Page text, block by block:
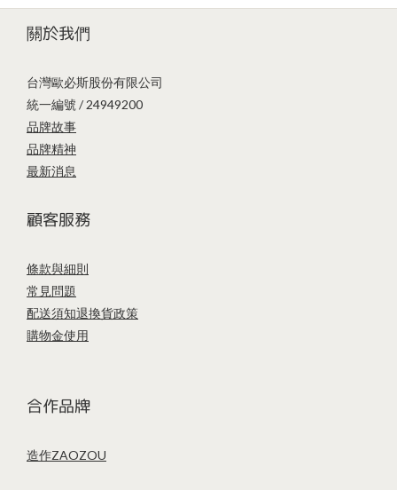
關於我們
台灣歐必斯股份有限公司
統一編號 / 24949200
品牌故事
品牌精神
最新消息
顧客服務
條款與細則
常見問題
配送須知退換貨政策
購物金使用
合作品牌
造作ZAOZOU